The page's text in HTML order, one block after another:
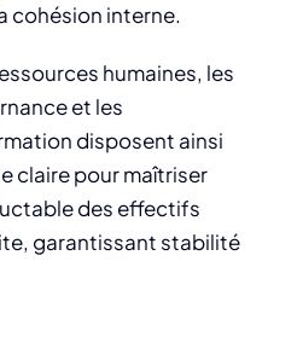
cohésion interne.
humaines, les
et les
disposent ainsi
claire pour maîtriser
des effectifs
garantissant stabilité